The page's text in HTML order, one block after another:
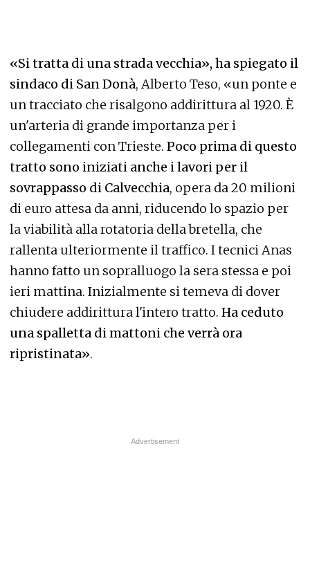
«Si tratta di una strada vecchia», ha spiegato il
sindaco di San Donà, Alberto Teso, «un ponte e
un tracciato che risalgono addirittura al 1920. È
un'arteria di grande importanza per i
collegamenti con Trieste. Poco prima di questo
tratto sono iniziati anche i lavori per il
sovrappasso di Calvecchia, opera da 20 milioni
di euro attesa da anni, riducendo lo spazio per
la viabilità alla rotatoria della bretella, che
rallenta ulteriormente il traffico. I tecnici Anas
hanno fatto un sopralluogo la sera stessa e poi
ieri mattina. Inizialmente si temeva di dover
chiudere addirittura l'intero tratto. Ha ceduto
una spalletta di mattoni che verrà ora
ripristinata».